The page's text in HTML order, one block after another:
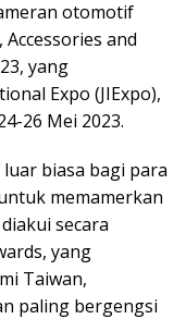
otomotif
and
yang
Expo (JIExpo),
26 Mei 2023.
biasa bagi para
memamerkan
secara
yang
Taiwan,
paling bergengsi